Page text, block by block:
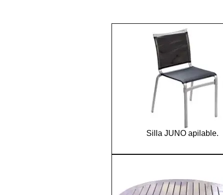
Silla JUNO apilable.